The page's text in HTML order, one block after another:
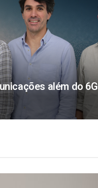
além do 6G